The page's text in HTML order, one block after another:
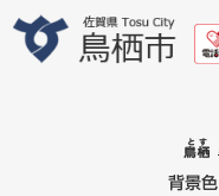
背景色